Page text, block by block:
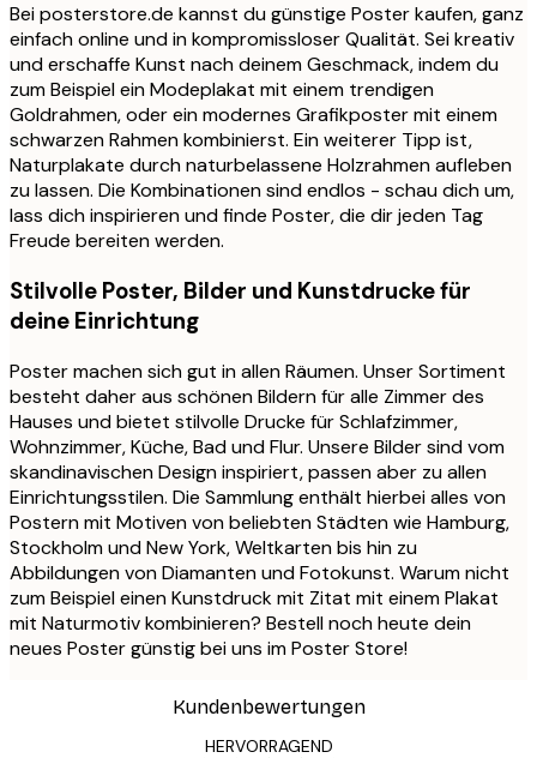
Bei posterstore.de kannst du günstige Poster kaufen, ganz
einfach online und in kompromissloser Qualität. Sei kreativ
und erschaffe Kunst nach deinem Geschmack, indem du
zum Beispiel ein Modeplakat mit einem trendigen
Goldrahmen, oder ein modernes Grafikposter mit einem
schwarzen Rahmen kombinierst. Ein weiterer Tipp ist,
Naturplakate durch naturbelassene Holzrahmen aufleben
zu lassen. Die Kombinationen sind endlos - schau dich um,
lass dich inspirieren und finde Poster, die dir jeden Tag
Freude bereiten werden.
Stilvolle Poster, Bilder und Kunstdrucke für
deine Einrichtung
Poster machen sich gut in allen Räumen. Unser Sortiment
besteht daher aus schönen Bildern für alle Zimmer des
Hauses und bietet stilvolle Drucke für Schlafzimmer,
Wohnzimmer, Küche, Bad und Flur. Unsere Bilder sind vom
skandinavischen Design inspiriert, passen aber zu allen
Einrichtungsstilen. Die Sammlung enthält hierbei alles von
Postern mit Motiven von beliebten Städten wie Hamburg,
Stockholm und New York, Weltkarten bis hin zu
Abbildungen von Diamanten und Fotokunst. Warum nicht
zum Beispiel einen Kunstdruck mit Zitat mit einem Plakat
mit Naturmotiv kombinieren? Bestell noch heute dein
neues Poster günstig bei uns im Poster Store!
Kundenbewertungen
HERVORRAGEND